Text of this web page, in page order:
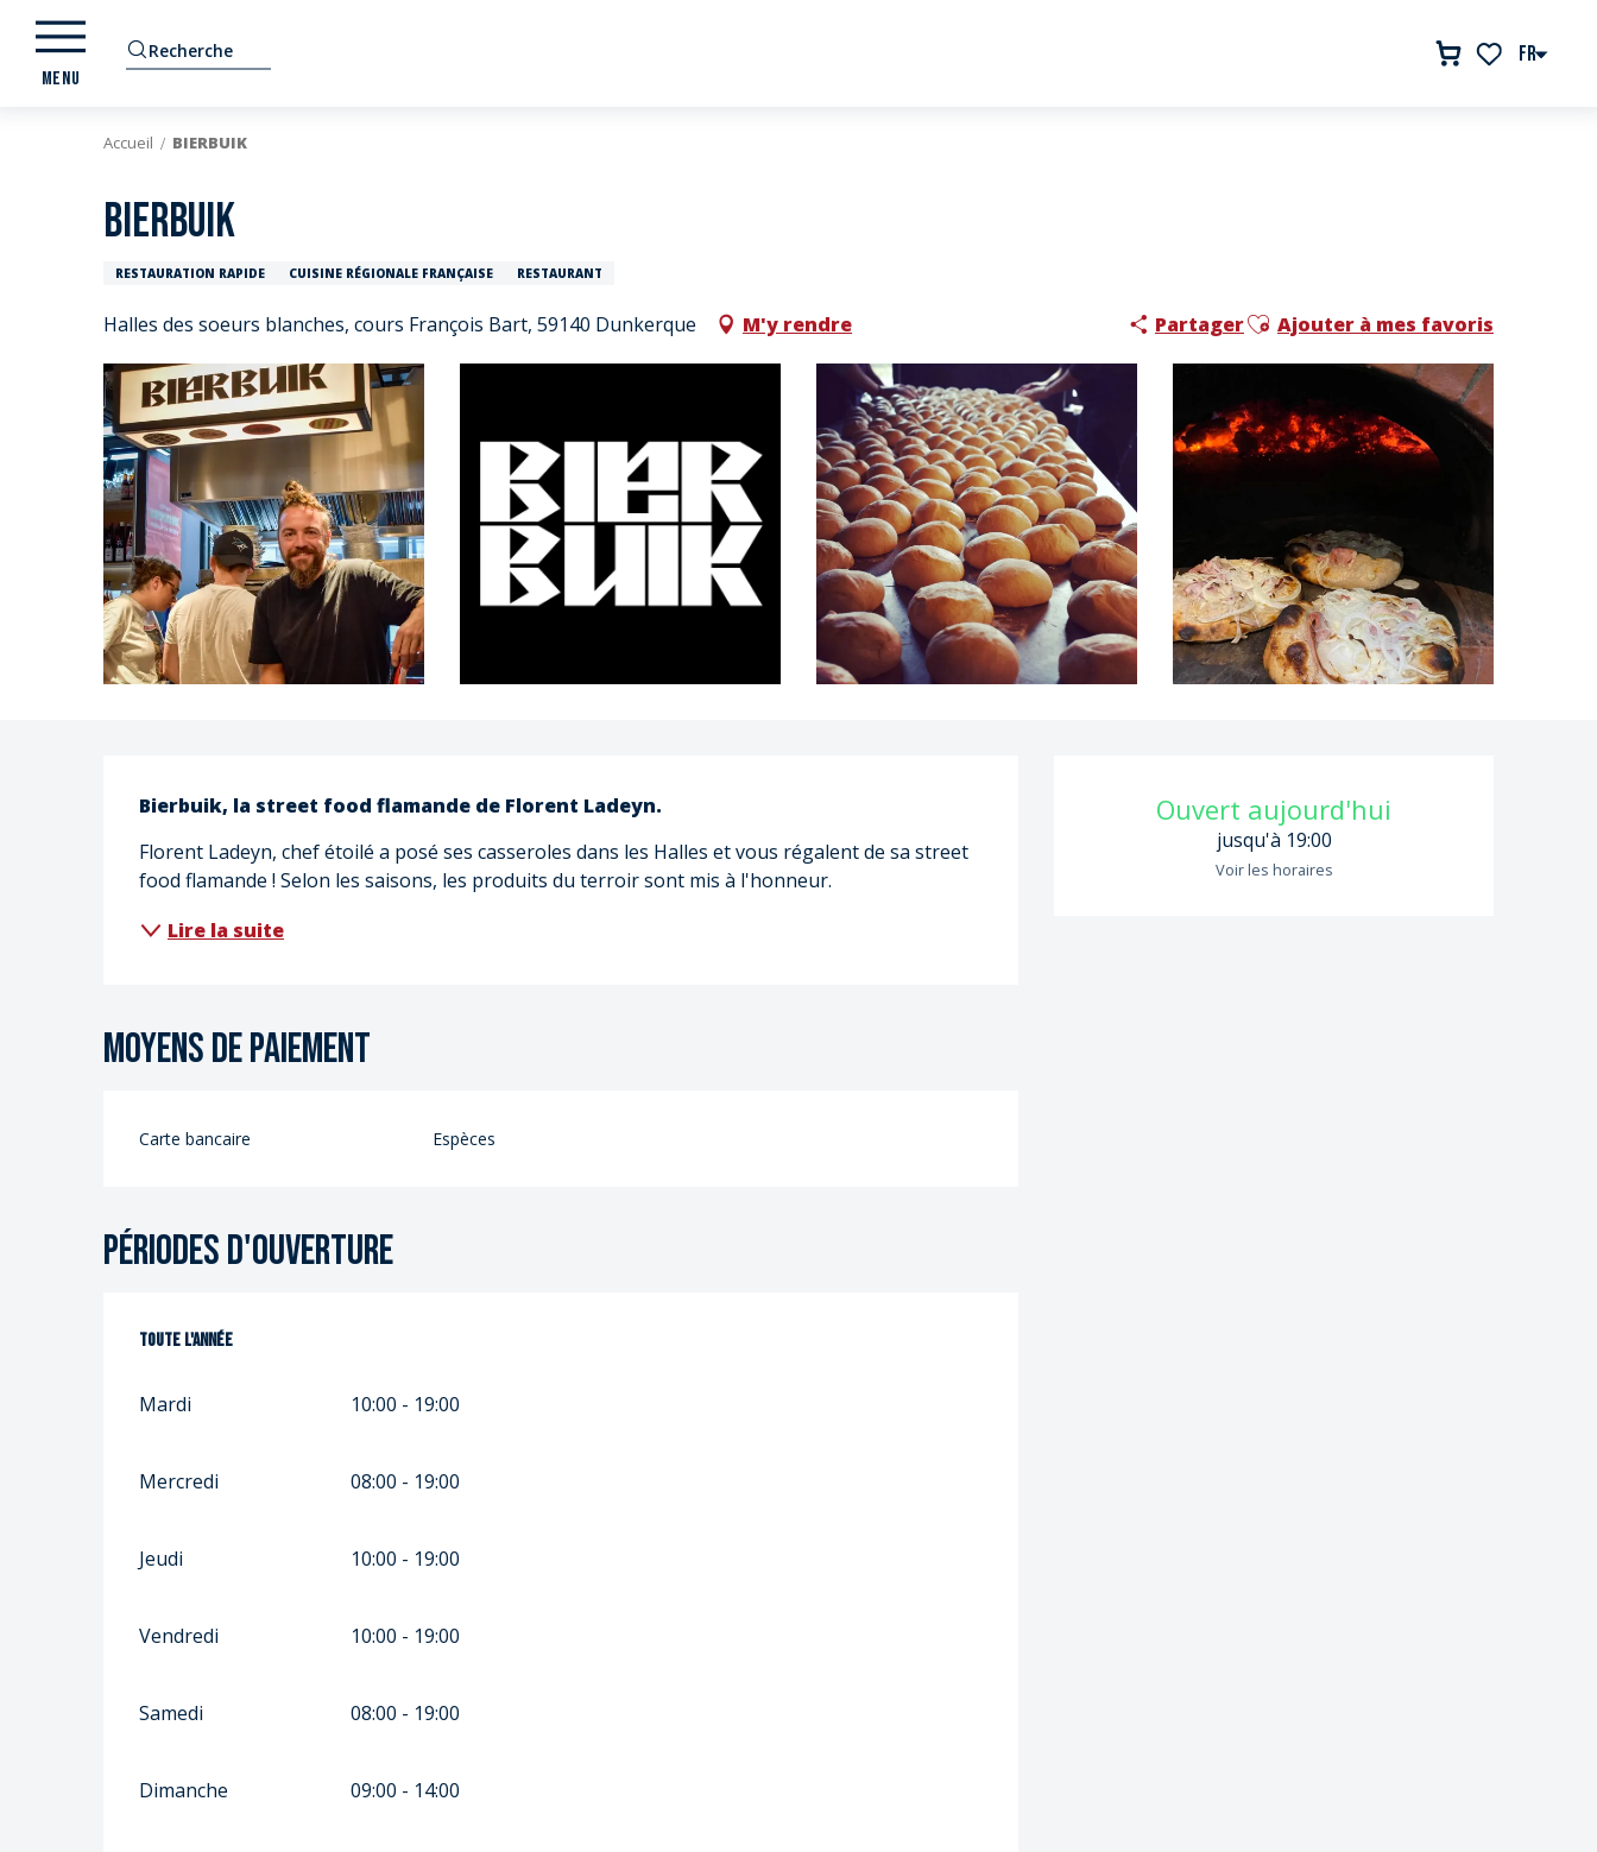
Aller
contenu
FR
Recherche
MENU
Accueil BIERBUIK
BIERBUIK
RESTAURATION RAPIDE CUISINE RÉGIONALE FRANÇAISE RESTAURANT
Halles des soeurs blanches, cours François Bart, 59140 Dunkerque M'y rendre PartagerAjouter aux favoris
Ajouter à mes favoris
Ouverture et
Ouvert aujourd'hui
jusqu'à 19:00
Voir les horaires
Description
Bierbuik, la street food flamande de Florent Ladeyn.
Florent Ladeyn, chef étoilé a posé ses casseroles dans les Halles et vous régalent de sa street
food flamande ! Selon les saisons, les produits du terroir sont mis à l'honneur.
Lire la suite
Moyens de paiement
Carte bancaire Espèces
Périodes d'ouverture
Toute l'année
Toute l'année
Mardi 10:00 - 19:00
Mercredi 08:00 - 19:00
Jeudi 10:00 - 19:00
Vendredi 10:00 - 19:00
Samedi 08:00 - 19:00
Dimanche 09:00 - 14:00